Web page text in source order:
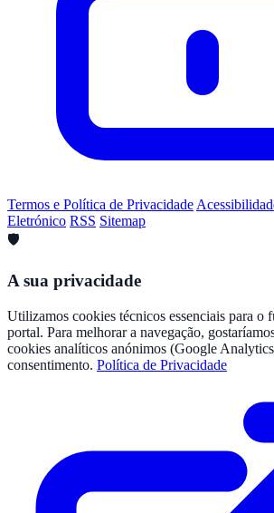
Termos e Política de Privacidade
Eletrónico RSS Sitemap
🛡️
A sua privacidade
Utilizamos cookies técnicos essenciais para o
portal. Para melhorar a navegação,
cookies analíticos anónimos (Google
consentimento. Política de Privacidade